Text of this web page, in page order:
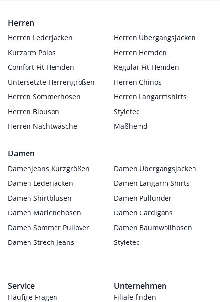
Herren
Herren Lederjacken
Herren Übergangsjacken
Kurzarm Polos
Herren Hemden
Comfort Fit Hemden
Regular Fit Hemden
Untersetzte Herrengrößen
Herren Chinos
Herren Sommerhosen
Herren Langarmshirts
Herren Blouson
Styletec
Herren Nachtwäsche
Maßhemd
Damen
Damenjeans Kurzgrößen
Damen Übergangsjacken
Damen Lederjacken
Damen Langarm Shirts
Damen Shirtblusen
Damen Pullunder
Damen Marlenehosen
Damen Cardigans
Damen Sommer Pullover
Damen Baumwollhosen
Damen Strech Jeans
Styletec
Service
Häufige Fragen
Unternehmen
Filiale finden